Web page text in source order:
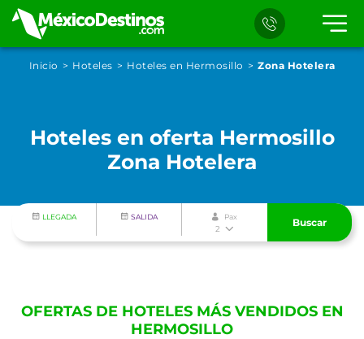
Inicio Hoteles Hoteles en Hermosillo Zona Hotelera
Hoteles en oferta Hermosillo
Zona Hotelera
LLEGADA SALIDA Pax
2
Buscar
OFERTAS DE HOTELES MÁS VENDIDOS EN
HERMOSILLO